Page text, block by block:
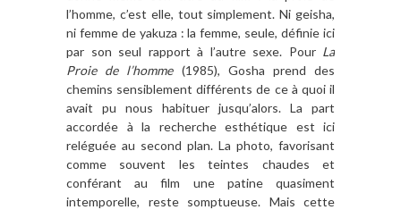
l’homme, c’est elle, tout simplement. Ni geisha,
ni femme de yakuza : la femme, seule, définie ici
par son seul rapport à l’autre sexe. Pour La
Proie de l’homme(1985), Gosha prend des
chemins sensiblement différents de ce à quoi il
avait pu nous habituer jusqu’alors. La part
accordée à la recherche esthétique est ici
reléguée au second plan. La photo, favorisant
comme souvent les teintes chaudes et
conférant au film une patine quasiment
intemporelle, reste somptueuse. Mais cette